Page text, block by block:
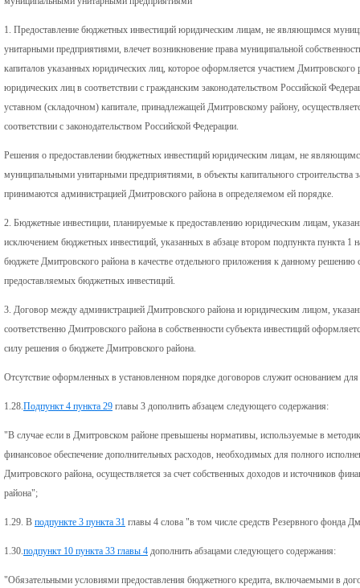
1. Предоставление бюджетных инвестиций юридическим лицам, не являющимся
унитарными предприятиями, влечет возникновение права муниципальной
капиталов указанных юридических лиц, которое оформляется участием Дмитровского
юридических лиц в соответствии с гражданским законодательством Российской
уставном (складочном) капитале, принадлежащей Дмитровскому району,
соответствии с законодательством Российской Федерации.
Решения о предоставлении бюджетных инвестиций юридическим лицам, не
муниципальными унитарными предприятиями, в объекты капитального строительства
принимаются администрацией Дмитровского района в определяемом ей порядке.
2. Бюджетные инвестиции, планируемые к предоставлению юридическим лицам,
исключением бюджетных инвестиций, указанных в абзаце втором подпункта пункта 1
бюджете Дмитровского района в качестве отдельного приложения к данному решению
предоставляемых бюджетных инвестиций.
3. Договор между администрацией Дмитровского района и юридическим лицом,
соответственно Дмитровского района в собственности субъекта инвестиций
силу решения о бюджете Дмитровского района.
Отсутствие оформленных в установленном порядке договоров служит основанием
1.28. Подпункт 4 пункта 29 главы 3 дополнить абзацем следующего содержания:
"В случае если в Дмитровском районе превышены нормативы, используемые в
финансовое обеспечение дополнительных расходов, необходимых для полного
Дмитровского района, осуществляется за счет собственных доходов и источников
района";
1.29. В подпункте 3 пункта 31 главы 4 слова "в том числе средств Резервного фонда
1.30. подпункт 10 пункта 33 главы 4 дополнить абзацами следующего содержания:
"Обязательными условиями предоставления бюджетного кредита, включаемыми в